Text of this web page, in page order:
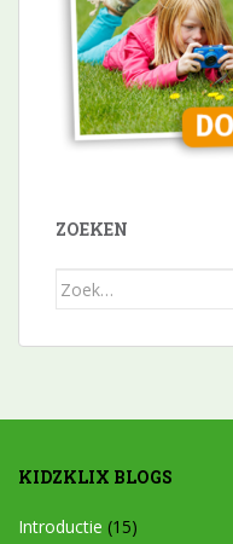
ZOEKEN
Zoek
KIDZKLIX BLOGS
Introductie (15)